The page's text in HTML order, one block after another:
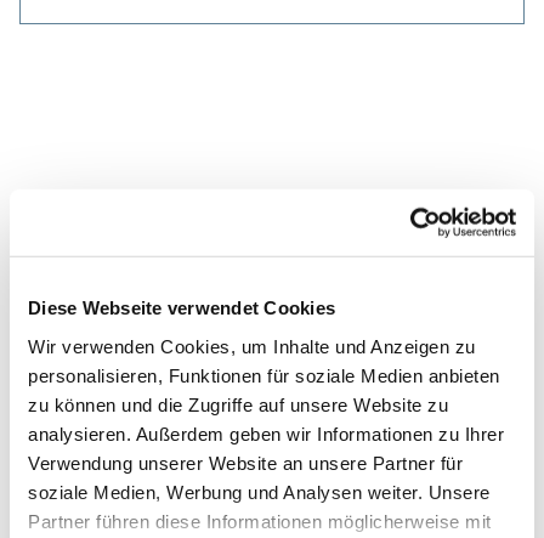
Diese Webseite verwendet Cookies
Wir verwenden Cookies, um Inhalte und Anzeigen zu
personalisieren, Funktionen für soziale Medien anbieten
zu können und die Zugriffe auf unsere Website zu
analysieren. Außerdem geben wir Informationen zu Ihrer
Verwendung unserer Website an unsere Partner für
soziale Medien, Werbung und Analysen weiter. Unsere
Partner führen diese Informationen möglicherweise mit